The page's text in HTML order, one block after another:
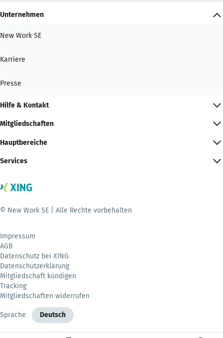
Unternehmen
New Work SE
Karriere
Presse
Hilfe & Kontakt
Mitgliedschaften
Hauptbereiche
Services
© New Work SE | Alle Rechte vorbehalten
Impressum
AGB
Datenschutz bei XING
Datenschutzerklärung
Mitgliedschaft kündigen
Tracking
Mitgliedschaften widerrufen
Sprache Deutsch